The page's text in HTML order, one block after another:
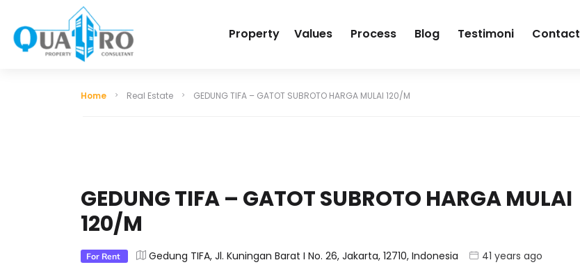
Property Values Process Blog Testimoni Contact
Home Real Estate GEDUNG TIFA – GATOT SUBROTO HARGA MULAI 120/M
GEDUNG TIFA – GATOT SUBROTO HARGA MULAI
120/M
For Rent Gedung TIFA, Jl. Kuningan Barat I No. 26, Jakarta, 12710, Indonesia
41 years ago